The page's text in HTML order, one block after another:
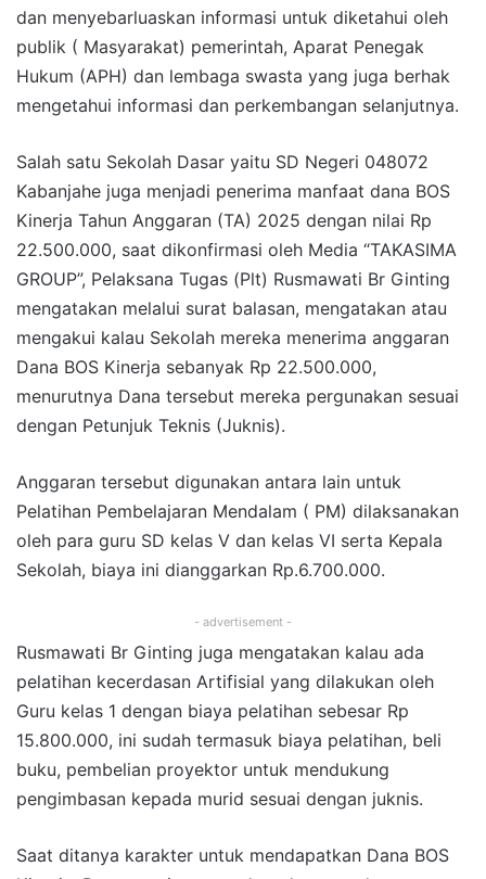
dan menyebarluaskan informasi untuk diketahui oleh
publik ( Masyarakat) pemerintah, Aparat Penegak
Hukum (APH) dan lembaga swasta yang juga berhak
mengetahui informasi dan perkembangan selanjutnya.
Salah satu Sekolah Dasar yaitu SD Negeri 048072
Kabanjahe juga menjadi penerima manfaat dana BOS
Kinerja Tahun Anggaran (TA) 2025 dengan nilai Rp
22.500.000, saat dikonfirmasi oleh Media “TAKASIMA
GROUP”, Pelaksana Tugas (Plt) Rusmawati Br Ginting
mengatakan melalui surat balasan, mengatakan atau
mengakui kalau Sekolah mereka menerima anggaran
Dana BOS Kinerja sebanyak Rp 22.500.000,
menurutnya Dana tersebut mereka pergunakan sesuai
dengan Petunjuk Teknis (Juknis).
Anggaran tersebut digunakan antara lain untuk
Pelatihan Pembelajaran Mendalam ( PM) dilaksanakan
oleh para guru SD kelas V dan kelas VI serta Kepala
Sekolah, biaya ini dianggarkan Rp.6.700.000.
- advertisement -
Rusmawati Br Ginting juga mengatakan kalau ada
pelatihan kecerdasan Artifisial yang dilakukan oleh
Guru kelas 1 dengan biaya pelatihan sebesar Rp
15.800.000, ini sudah termasuk biaya pelatihan, beli
buku, pembelian proyektor untuk mendukung
pengimbasan kepada murid sesuai dengan juknis.
Saat ditanya karakter untuk mendapatkan Dana BOS